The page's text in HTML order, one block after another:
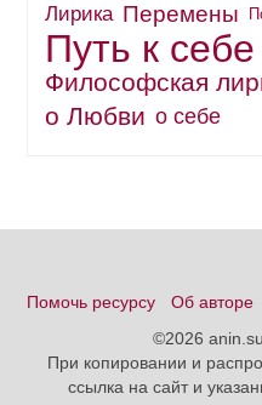
Лирика Перемены
Путь к себе
Философская
о Любви о себе
Помочь ресурсу
Об авторе
©2026
При копировании и
ссылка на сайт и